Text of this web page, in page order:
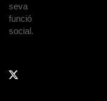
seva
funció
social.